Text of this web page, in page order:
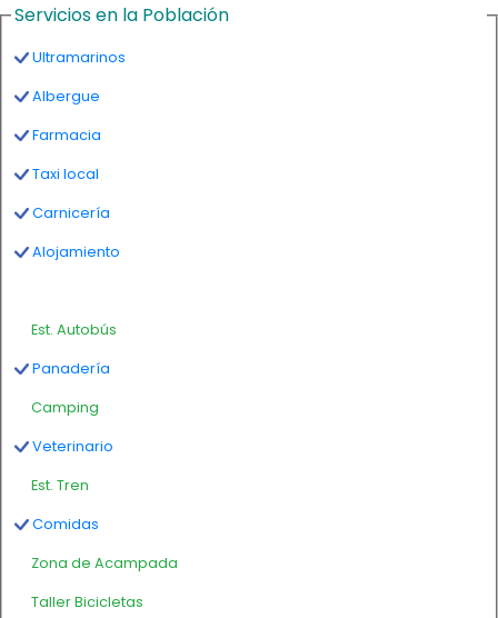
Servicios en la Población
Ultramarinos
Albergue
Farmacia
Taxi local
Carnicería
Alojamiento
Est. Autobús
Panadería
Camping
Veterinario
Est. Tren
Comidas
Zona de Acampada
Taller Bicicletas